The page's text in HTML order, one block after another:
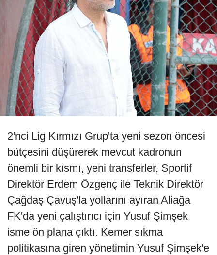
2'nci Lig Kırmızı Grup'ta yeni sezon öncesi
bütçesini düşürerek mevcut kadronun
önemli bir kısmı, yeni transferler, Sportif
Direktör Erdem Özgenç ile Teknik Direktör
Çağdaş Çavuş'la yollarını ayıran Aliağa
FK'da yeni çalıştırıcı için Yusuf Şimşek
isme ön plana çıktı. Kemer sıkma
politikasına giren yönetimin Yusuf Şimşek'e